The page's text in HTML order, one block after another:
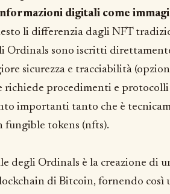
digitali come
li differenzia dagli NFT
Ordinals sono iscritti
sicurezza e tracciabilità
richiede procedimenti e
importanti tanto che è
fungible tokens (nfts).
degli Ordinals è la creazione di
di Bitcoin, fornendo